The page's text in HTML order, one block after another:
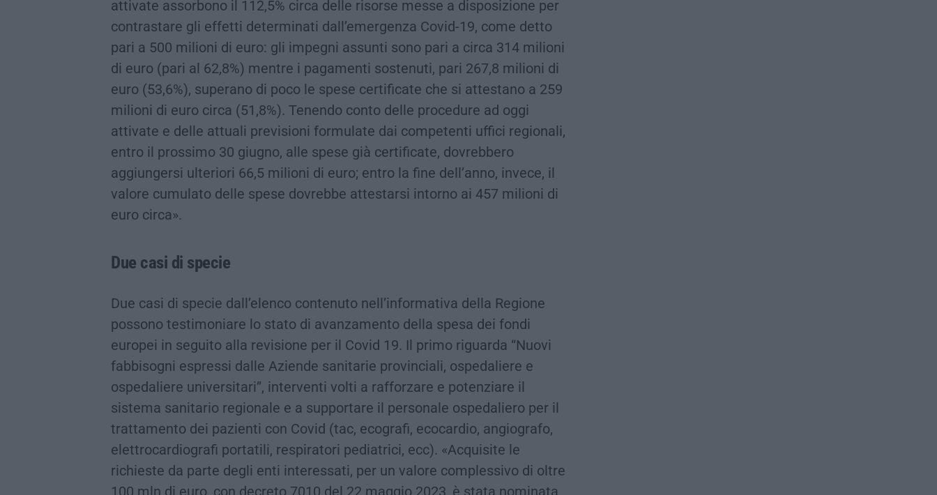
attivate assorbono il 112,5% circa delle risorse messe a disposizione per
contrastare gli effetti determinati dall’emergenza Covid-19, come detto
pari a 500 milioni di euro: gli impegni assunti sono pari a circa 314 milioni
di euro (pari al 62,8%) mentre i pagamenti sostenuti, pari 267,8 milioni di
euro (53,6%), superano di poco le spese certificate che si attestano a 259
milioni di euro circa (51,8%). Tenendo conto delle procedure ad oggi
attivate e delle attuali previsioni formulate dai competenti uffici regionali,
entro il prossimo 30 giugno, alle spese già certificate, dovrebbero
aggiungersi ulteriori 66,5 milioni di euro; entro la fine dell’anno, invece, il
valore cumulato delle spese dovrebbe attestarsi intorno ai 457 milioni di
euro circa».
Due casi di specie
Due casi di specie dall’elenco contenuto nell’informativa della Regione
possono testimoniare lo stato di avanzamento della spesa dei fondi
europei in seguito alla revisione per il Covid 19. Il primo riguarda “Nuovi
fabbisogni espressi dalle Aziende sanitarie provinciali, ospedaliere e
ospedaliere universitari”, interventi volti a rafforzare e potenziare il
sistema sanitario regionale e a supportare il personale ospedaliero per il
trattamento dei pazienti con Covid (tac, ecografi, ecocardio, angiografo,
elettrocardiografi portatili, respiratori pediatrici, ecc). «Acquisite le
richieste da parte degli enti interessati, per un valore complessivo di oltre
100 mln di euro, con decreto 7010 del 22 maggio 2023, è stata nominata